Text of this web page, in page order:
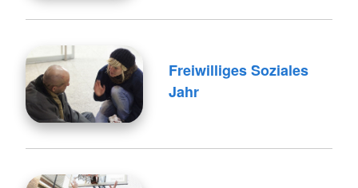
Freiwilliges Soziales
Jahr